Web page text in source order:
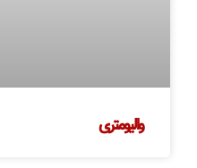
والیومتری